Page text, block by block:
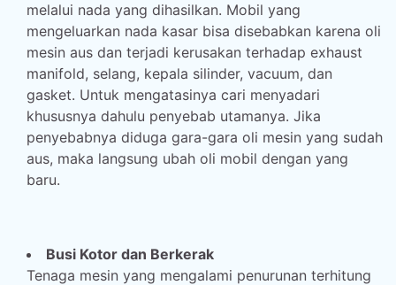
melalui nada yang dihasilkan. Mobil yang
mengeluarkan nada kasar bisa disebabkan karena oli
mesin aus dan terjadi kerusakan terhadap exhaust
manifold, selang, kepala silinder, vacuum, dan
gasket. Untuk mengatasinya cari menyadari
khususnya dahulu penyebab utamanya. Jika
penyebabnya diduga gara-gara oli mesin yang sudah
aus, maka langsung ubah oli mobil dengan yang
baru.
Busi Kotor dan Berkerak
Tenaga mesin yang mengalami penurunan terhitung